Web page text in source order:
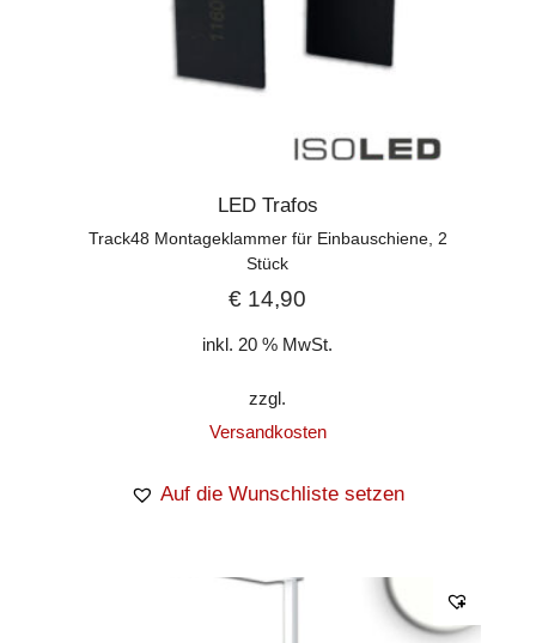
LED Trafos
Track48 Montageklammer für Einbauschiene, 2
Stück
€ 14,90
inkl. 20 % MwSt.
zzgl.
Versandkosten
Auf die Wunschliste setzen